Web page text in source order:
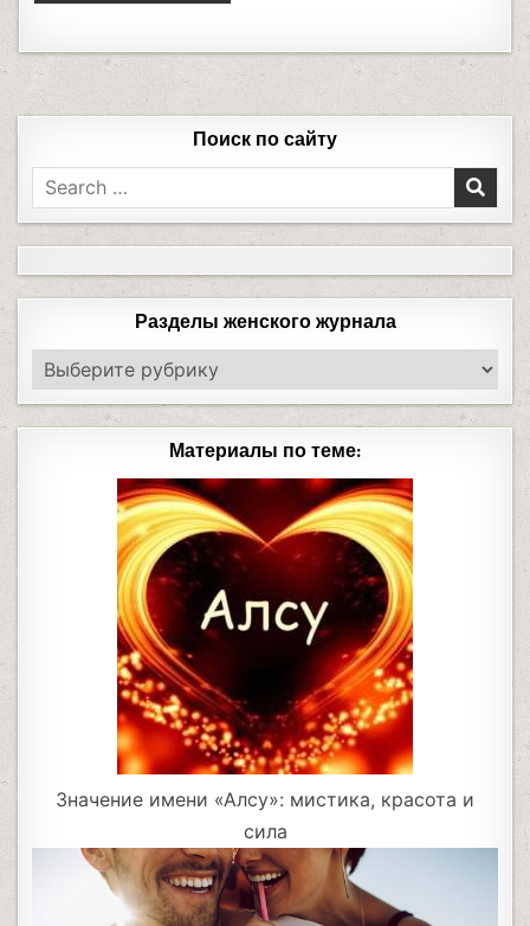
Поиск по сайту
Разделы женского журнала
Материалы по теме:
Значение имени «Алсу»: мистика, красота и
сила